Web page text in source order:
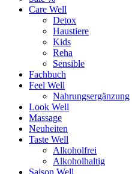
Care Well
Detox
Haustiere
Kids
Reha
Sensible
Fachbuch
Feel Well
Nahrungsergänzung
Look Well
Massage
Neuheiten
Taste Well
Alkoholfrei
Alkoholhaltig
Saison Well